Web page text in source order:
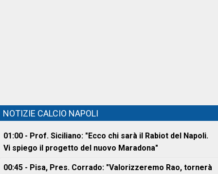
NOTIZIE CALCIO NAPOLI
01:00 - Prof. Siciliano: "Ecco chi sarà il Rabiot del Napoli.
Vi spiego il progetto del nuovo Maradona"
00:45 - Pisa, Pres. Corrado: "Valorizzeremo Rao, tornerà